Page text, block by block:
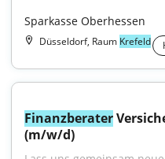
Sparkasse Oberhessen
Düsseldorf, Raum Krefeld
Finanzberater
(m/w/d)